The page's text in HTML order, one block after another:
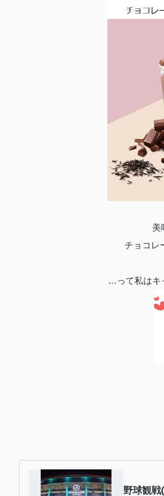
美
チョコレ
…って私はキ
野球観戦